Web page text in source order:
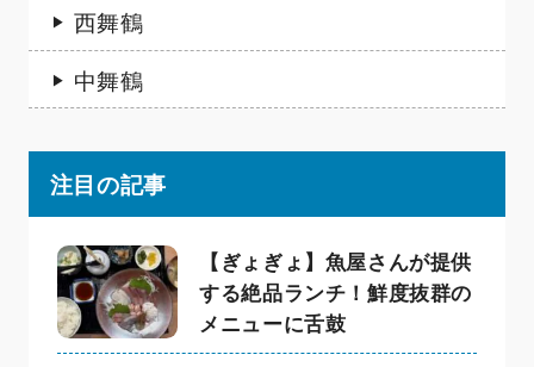
西舞鶴
中舞鶴
注目の記事
【ぎょぎょ】魚屋さんが提供
する絶品ランチ！鮮度抜群の
メニューに舌鼓